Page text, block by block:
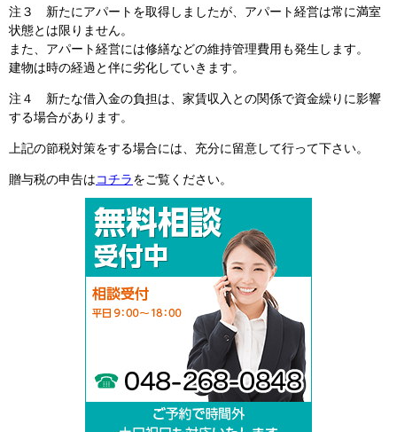
注３ 新たにアパートを取得しましたが、アパート経営は常に満室
状態とは限りません。
また、アパート経営には修繕などの維持管理費用も発生します。
建物は時の経過と伴に劣化していきます。
注４ 新たな借入金の負担は、家賃収入との関係で資金繰りに影響
する場合があります。
上記の節税対策をする場合には、充分に留意して行って下さい。
贈与税の申告はコチラをご覧ください。